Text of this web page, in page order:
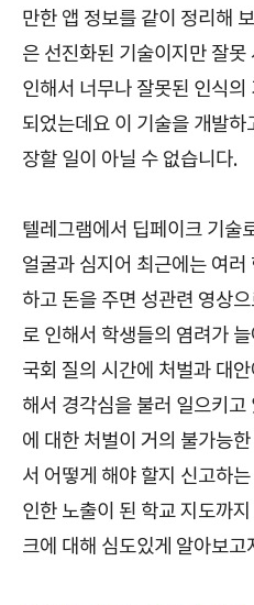
만한 앱 정보를 같이 정리해
은 선진화된 기술이지만 잘
인해서 너무나 잘못된 인식의
되었는데요 이 기술을 개발
장할 일이 아닐 수 없습니다.
텔레그램에서 딥페이크 기술
얼굴과 심지어 최근에는 여
하고 돈을 주면 성관련 영상
로 인해서 학생들의 염려가
국회 질의 시간에 처벌과 대
해서 경각심을 불러 일으키
에 대한 처벌이 거의 불가능
서 어떻게 해야 할지 신고하
인한 노출이 된 학교 지도까
크에 대해 심도있게 알아보고